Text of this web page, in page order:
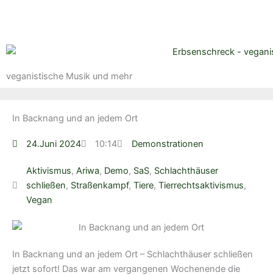
veganistische Musik und mehr
In Backnang und an jedem Ort
24.Juni 2024 10:14 Demonstrationen
Aktivismus,Ariwa, Demo, SaS, Schlachthäuser
schließen, Straßenkampf,Tiere,Tierrechtsaktivismus,
Vegan
In Backnang und an jedem Ort – Schlachthäuser schließen
jetzt sofort! Das war am vergangenen Wochenende die